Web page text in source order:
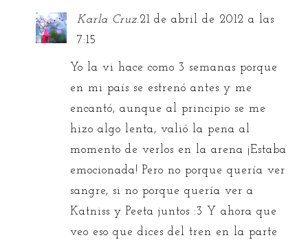
Karla Cruz.21 de abril de 2012 a las
7:15
Yo la vi hace como 3 semanas porque
en mi país se estrenó antes y me
encantó, aunque al principio se me
hizo algo lenta, valió la pena al
momento de verlos en la arena ¡Estaba
emocionada! Pero no porque quería ver
sangre, si no porque quería ver a
Katniss y Peeta juntos :3 Y ahora que
veo eso que dices del tren en la parte